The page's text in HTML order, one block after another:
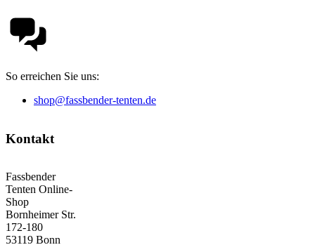
So erreichen Sie uns:
shop@fassbender-tenten.de
Kontakt
Fassbender
Tenten Online-
Shop
Bornheimer Str.
172-180
53119 Bonn